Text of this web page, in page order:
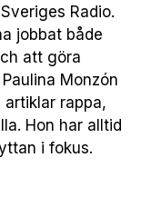
Radio.
jobbat både
att göra
Monzón
rappa,
Hon har alltid
i fokus.